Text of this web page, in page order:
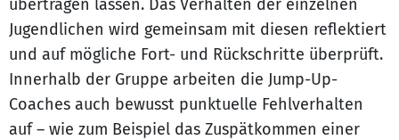
übertragen lassen. Das Verhalten der einzelnen
Jugendlichen wird gemeinsam mit diesen reflektiert
und auf mögliche Fort- und Rückschritte überprüft.
Innerhalb der Gruppe arbeiten die Jump-Up-
Coaches auch bewusst punktuelle Fehlverhalten
auf – wie zum Beispiel das Zuspätkommen einer